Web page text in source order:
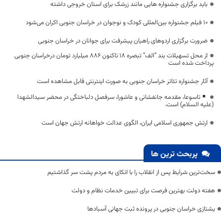
باید برگزاری جشنواره هایی مانند زرشک برای استان خروجی داشته
۱۰ فیلم جشنواره بین‌المللی کودک و نوجوان در خراسان جنوبی اکران می‌شود
ضرورت برگزاری اردوهای راهیان پیشرفت برای جوانان در خراسان جنوبی
از محل تسهیلات بند “الف” تبصره ۱۸ تاکنون ۸۸۶ میلیارد تومان درخراسان جنوبی
پرداخت شده است
آثار جشنواره تئاتر خراسان جنوبی به صورت اینترنتی قابل مشاهده است
تاسوعا، مقدمه جانفشانی و عاشورا، سرفصل دلباختگی در محضر سیدالشهدا
(علیه السلام) است.
ارتش جمهوری اسلامی ایران، الگوی عدالت خواهانه ارتش جهان است
پربحث ترین ها
سخت‌ترین شرایط پس از انقلاب را با اتکای به مردم پشت سر گذاشتیم
هفته دولت بهترین فرصت برای تبیین خدمات نظام و دولت
یشتازی خراسان جنوبی در پرونده ثبت جهانی آسبادها